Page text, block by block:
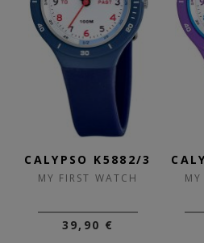
CALYPSO K5882/3
MY FIRST WATCH
39,90 €